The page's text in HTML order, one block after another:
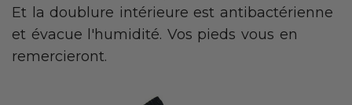
Et la doublure intérieure est antibactérienne
et évacue l'humidité. Vos pieds vous en
remercieront.